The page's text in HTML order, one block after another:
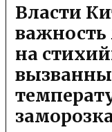
Власти
важность
на